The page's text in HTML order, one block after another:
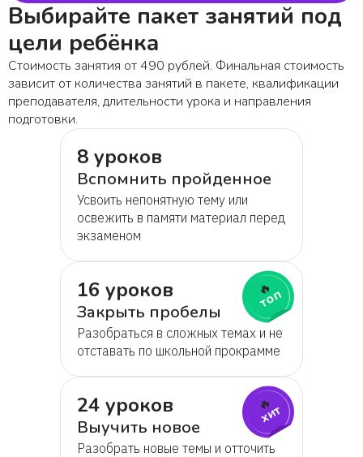
Выбирайте пакет занятий под
цели ребёнка
Стоимость занятия от 490 рублей. Финальная стоимость
зависит от количества занятий в пакете, квалификации
преподавателя, длительности урока и направления
подготовки.
8 уроков
Вспомнить пройденное
Усвоить непонятную тему или
освежить в памяти материал перед
экзаменом
16 уроков
Закрыть пробелы
Разобраться в сложных темах и не
отставать по школьной прокрамме
🔥
топ
24 уроков
Выучить новое
Разобрать новые темы и отточить
🔥
хит